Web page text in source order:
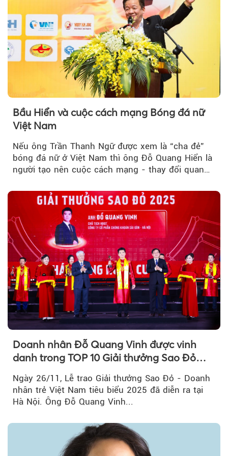
Bầu Hiển và cuộc cách mạng Bóng đá nữ
Việt Nam
Nếu ông Trần Thanh Ngữ được xem là “cha đẻ”
bóng đá nữ ở Việt Nam thì ông Đỗ Quang Hiển là
người tạo nên cuộc cách mạng - thay đổi quan
Doanh nhân Đỗ Quang Vinh được vinh
danh trong TOP 10 Giải thưởng Sao Đỏ
Ngày 26/11, Lễ trao Giải thưởng Sao Đỏ - Doanh
nhân trẻ Việt Nam tiêu biểu 2025 đã diễn ra tại
Hà Nội. Ông Đỗ Quang Vinh...